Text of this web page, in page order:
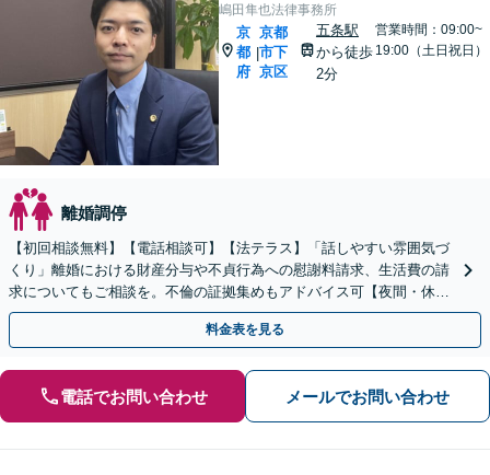
嶋田隼也法律事務所
京
都
府
|
京都
市下
京区
五条駅
から徒歩
2分
営業時間：09:00~
19:00（土日祝日）
離婚調停
【初回相談無料】【電話相談可】【法テラス】「話しやすい雰囲気づ
くり」離婚における財産分与や不貞行為への慰謝料請求、生活費の請
求についてもご相談を。不倫の証拠集めもアドバイス可【夜間・休日
面談】【四条駅徒歩4分／五条駅徒歩2分】
料金表を見る
電話でお問い合わせ メールでお問い合わせ